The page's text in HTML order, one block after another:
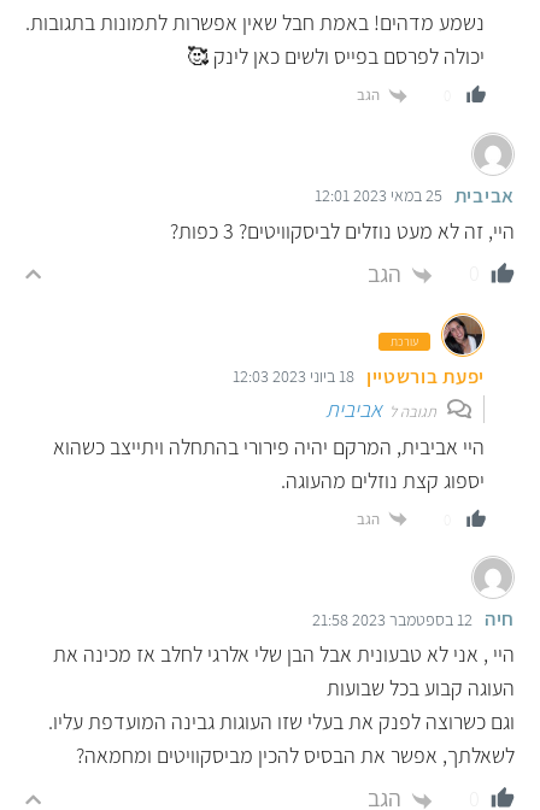
נשמע מדהים! באמת חבל שאין אפשרות לתמונות בתגובות.
יכולה לפרסם בפייס ולשים כאן לינק 🥰
הגב
אביבית 25 במאי 2023 12:01
היי, זה לא מעט נוזלים לביסקוויטים? 3 כפות?
הגב
עורכת
יפעת בורשטיין 18 ביוני 2023 12:03
תגובה לאביבית
היי אביבית, המרקם יהיה פירורי בהתחלה ויתייצב כשהוא
יספוג קצת נוזלים מהעוגה.
הגב
חיה 12 בספטמבר 2023 21:58
היי , אני לא טבעונית אבל הבן שלי אלרגי לחלב אז מכינה את
העוגה קבוע בכל שבועות
וגם כשרוצה לפנק את בעלי שזו העוגות גבינה המועדפת עליו.
לשאלתך, אפשר את הבסיס להכין מביסקוויטים ומחמאה?
הגב